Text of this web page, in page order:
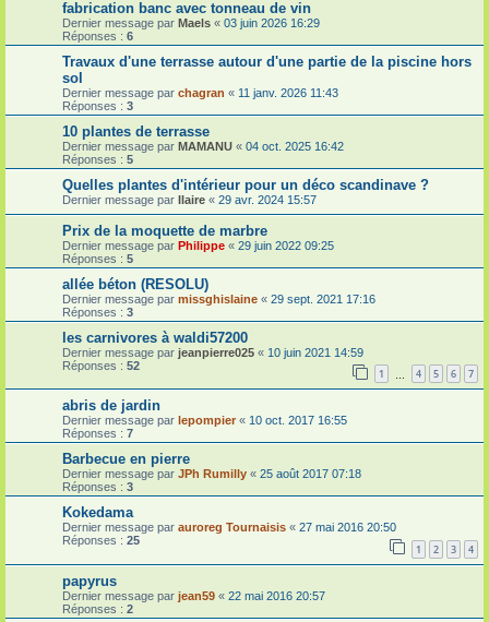
fabrication banc avec tonneau de vin
Dernier message par Maels « 03 juin 2026 16:29
Réponses : 6
Travaux d'une terrasse autour d'une partie de la piscine hors
sol
Dernier message par chagran « 11 janv. 2026 11:43
Réponses : 3
10 plantes de terrasse
Dernier message par MAMANU « 04 oct. 2025 16:42
Réponses : 5
Quelles plantes d'intérieur pour un déco scandinave ?
Dernier message par Ilaire « 29 avr. 2024 15:57
Prix de la moquette de marbre
Dernier message par Philippe « 29 juin 2022 09:25
Réponses : 5
allée béton (RESOLU)
Dernier message par missghislaine « 29 sept. 2021 17:16
Réponses : 3
les carnivores à waldi57200
Dernier message par jeanpierre025 « 10 juin 2021 14:59
Réponses : 52
1 4 5 6 7
abris de jardin
Dernier message par lepompier « 10 oct. 2017 16:55
Réponses : 7
Barbecue en pierre
Dernier message par JPh Rumilly « 25 août 2017 07:18
Réponses : 3
Kokedama
Dernier message par auroreg Tournaisis « 27 mai 2016 20:50
Réponses : 25
1 2 3 4
papyrus
Dernier message par jean59 « 22 mai 2016 20:57
Réponses : 2